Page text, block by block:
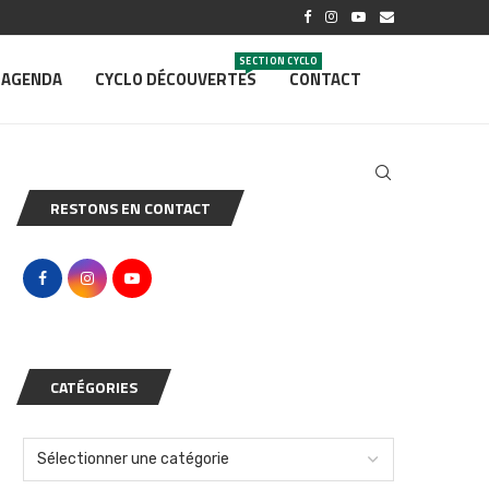
AGENDA CYCLO DÉCOUVERTES
SECTION CYCLO
CONTACT
RESTONS EN CONTACT
CATÉGORIES